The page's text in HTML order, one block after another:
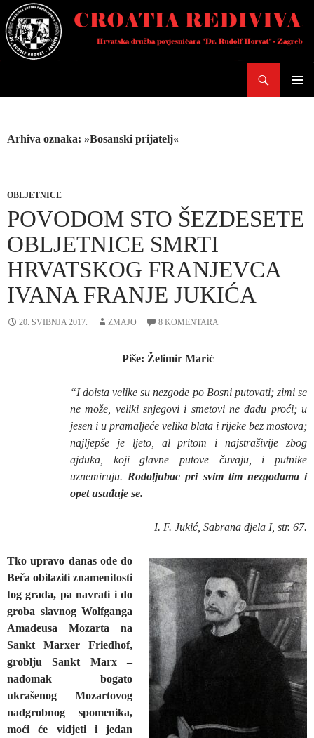
Skoči
do
sadržaja
Arhiva oznaka: »Bosanski prijatelj«
OBLJETNICE
POVODOM STO ŠEZDESETE
OBLJETNICE SMRTI
HRVATSKOG FRANJEVCA
IVANA FRANJE JUKIĆA
20. SVIBNJA 2017. ZMAJO 8 KOMENTARA
Piše: Želimir Marić
“I doista velike su nezgode po Bosni putovati; zimi se
ne može, veliki snjegovi i smetovi ne dadu proći; u
jesen i u pramaljeće velika blata i rijeke bez mostova;
najljepše je ljeto, al pritom i najstrašivije zbog
ajduka, koji glavne putove čuvaju, i putnike
uznemiruju. Rodoljubac pri svim tim nezgodama i
opet usuđuje se.
I. F. Jukić, Sabrana djela I, str. 67.
Tkoupravo danas ode do
Beča obilaziti znamenitosti
tog grada, pa navrati i do
groba slavnog Wolfganga
Amadeusa Mozarta na
Sankt Marxer Friedhof,
groblju Sankt Marx –
nadomak bogato
ukrašenog Mozartovog
nadgrobnog spomenika,
moći će vidjeti i jedan